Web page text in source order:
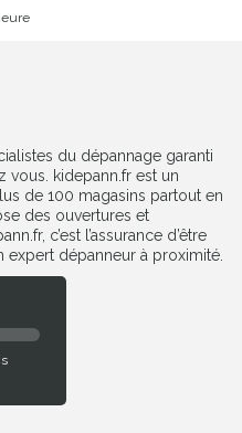
du dépannage garanti
vous. kidepann.fr est un
de 100 magasins partout en
des ouvertures et
c’est l’assurance d’être
expert dépanneur à proximité.